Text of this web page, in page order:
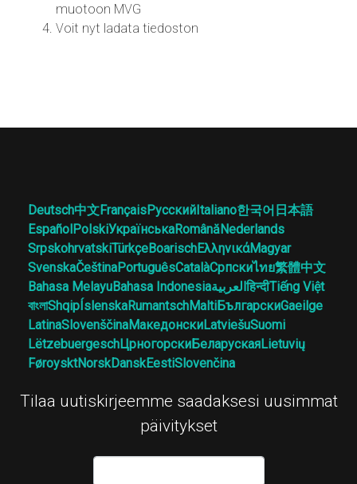
muotoon MVG
Voit nyt ladata tiedoston
Deutsch中文FrançaisРусскийItaliano한국어 日本語
EspañolPolskiУкраїнськаRomânăNederlands
SrpskohrvatskiTürkçeBoarischΕλληνικάMagyar
SvenskaČeštinaPortuguêsCatalàСрпскиไทย繁體中文
Bahasa MelayuBahasa Indonesiaالعربيةहिन्दीTiếng Việt
বাংলাShqipÍslenskaRumantschMaltiБългарскиGaeilge
LatinaSlovenščinaМакедонскиLatviešuSuomi
LëtzebuergeschЦрногорскиБеларускаяLietuvių
FøroysktNorskDanskEestiSlovenčina
Tilaa uutiskirjeemme saadaksesi uusimmat
päivitykset